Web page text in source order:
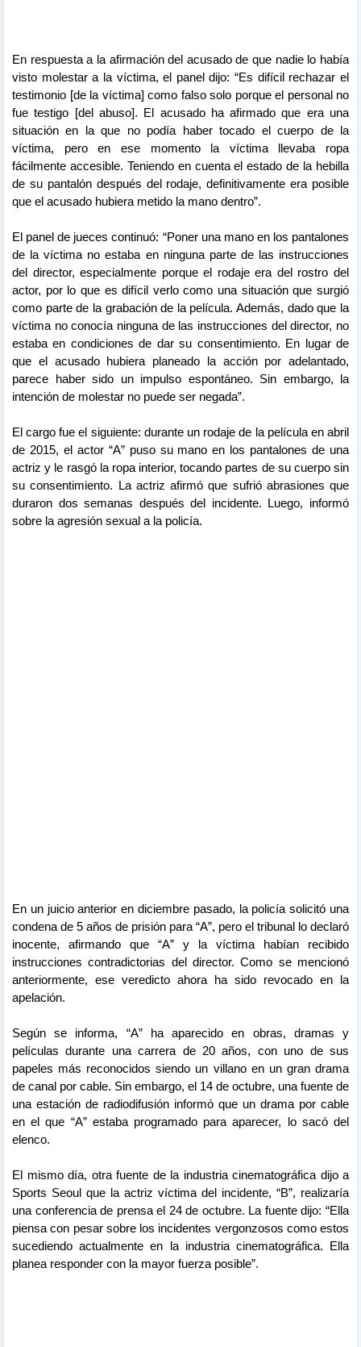
En respuesta a la afirmación del acusado de que nadie lo había
visto molestar a la víctima, el panel dijo: “Es difícil rechazar el
testimonio [de la víctima] como falso solo porque el personal no
fue testigo [del abuso]. El acusado ha afirmado que era una
situación en la que no podía haber tocado el cuerpo de la
víctima, pero en ese momento la víctima llevaba ropa
fácilmente accesible. Teniendo en cuenta el estado de la hebilla
de su pantalón después del rodaje, definitivamente era posible
que el acusado hubiera metido la mano dentro”.
El panel de jueces continuó: “Poner una mano en los pantalones
de la víctima no estaba en ninguna parte de las instrucciones
del director, especialmente porque el rodaje era del rostro del
actor, por lo que es difícil verlo como una situación que surgió
como parte de la grabación de la película. Además, dado que la
víctima no conocía ninguna de las instrucciones del director, no
estaba en condiciones de dar su consentimiento. En lugar de
que el acusado hubiera planeado la acción por adelantado,
parece haber sido un impulso espontáneo. Sin embargo, la
intención de molestar no puede ser negada”.
El cargo fue el siguiente: durante un rodaje de la película en abril
de 2015, el actor “A” puso su mano en los pantalones de una
actriz y le rasgó la ropa interior, tocando partes de su cuerpo sin
su consentimiento. La actriz afirmó que sufrió abrasiones que
duraron dos semanas después del incidente. Luego, informó
sobre la agresión sexual a la policía.
En un juicio anterior en diciembre pasado, la policía solicitó una
condena de 5 años de prisión para “A”, pero el tribunal lo declaró
inocente, afirmando que “A” y la víctima habían recibido
instrucciones contradictorias del director. Como se mencionó
anteriormente, ese veredicto ahora ha sido revocado en la
apelación.
Según se informa, “A” ha aparecido en obras, dramas y
películas durante una carrera de 20 años, con uno de sus
papeles más reconocidos siendo un villano en un gran drama
de canal por cable. Sin embargo, el 14 de octubre, una fuente de
una estación de radiodifusión informó que un drama por cable
en el que “A” estaba programado para aparecer, lo sacó del
elenco.
El mismo día, otra fuente de la industria cinematográfica dijo a
Sports Seoul que la actriz víctima del incidente, “B”, realizaría
una conferencia de prensa el 24 de octubre. La fuente dijo: “Ella
piensa con pesar sobre los incidentes vergonzosos como estos
sucediendo actualmente en la industria cinematográfica. Ella
planea responder con la mayor fuerza posible”.